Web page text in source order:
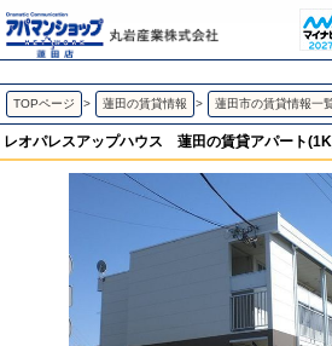
レオパレスアップハウス 蓮田の1K賃貸アパート | アパマンショ
TOPページ > 蓮田の賃貸情報 > 蓮田市の賃貸情報一
レオパレスアップハウス 蓮田の賃貸アパート